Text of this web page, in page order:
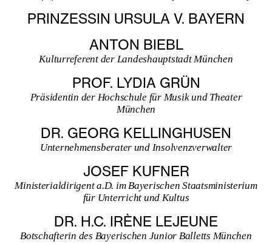
PRINZESSIN URSULA V. BAYERN
ANTON BIEBL
Kulturreferent der Landeshauptstadt München
PROF. LYDIA GRÜN
Präsidentin der Hochschule für Musik und Theater
München
DR. GEORG KELLINGHUSEN
Unternehmensberater und Insolvenzverwalter
JOSEF KUFNER
Ministerialdirigent a.D. im Bayerischen Staatsministerium
für Unterricht und Kultus
DR. H.C. IRÈNE LEJEUNE
Botschafterin des Bayerischen Junior Balletts München